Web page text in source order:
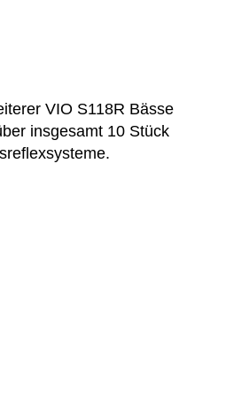
VIO S118R Bässe
insgesamt 10 Stück